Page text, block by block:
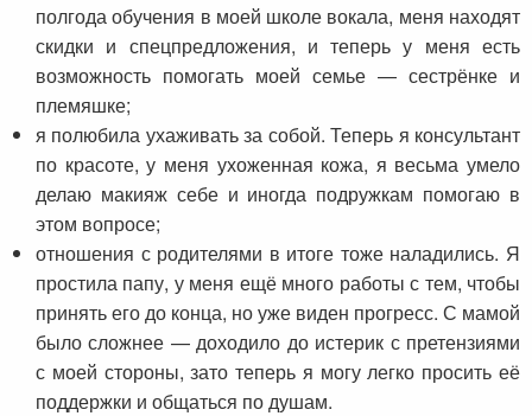
полгода обучения в моей школе вокала, меня находят
скидки и спецпредложения, и теперь у меня есть
возможность помогать моей семье — сестрёнке и
племяшке;
я полюбила ухаживать за собой. Теперь я консультант
по красоте, у меня ухоженная кожа, я весьма умело
делаю макияж себе и иногда подружкам помогаю в
этом вопросе;
отношения с родителями в итоге тоже наладились. Я
простила папу, у меня ещё много работы с тем, чтобы
принять его до конца, но уже виден прогресс. С мамой
было сложнее — доходило до истерик с претензиями
с моей стороны, зато теперь я могу легко просить её
поддержки и общаться по душам.